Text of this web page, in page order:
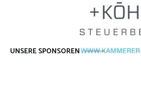
UNSERE SPONSOREN